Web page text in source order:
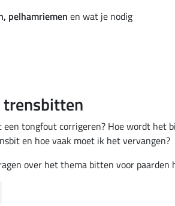
pelhamriemen en wat je nodig
trensbitten
een tongfout corrigeren? Hoe wordt het
en hoe vaak moet ik het vervangen?
over het thema bitten voor paarden